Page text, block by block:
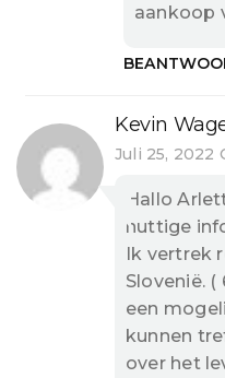
aankoop
Kevin
Juli 25, 2022
Hallo
nuttige
Ik vertrek
Slovenië.
een
kunnen
over het